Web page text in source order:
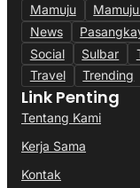
Mamuju
News
Social
Sulbar
Travel
Trending
Link Penting
Tentang Kami
Kerja Sama
Kontak